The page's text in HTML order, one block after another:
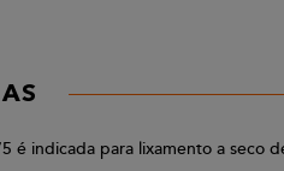
é indicada para lixamento a seco